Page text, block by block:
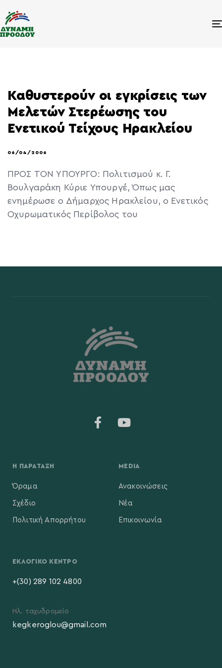
Καθυστερούν οι εγκρίσεις των
Μελετών Στερέωσης του
Ενετικού Τείχους Ηρακλείου
06/04/2006
ΠΡΟΣ ΤΟΝ ΥΠΟΥΡΓΟ: Πολιτισμού κ. Γ.
Βουλγαράκη Κύριε Υπουργέ, Όπως μας
ενημέρωσε ο Δήμαρχος Ηρακλείου, ο Ενετικός
Οχυρωματικός Περίβολος του
Η ΠΑΡΆΤΑΞΗ
Όραμα
Σχέδιο
Πολιτική Απορρήτου
MEDIA
Ανακοινώσεις
Νέα
Επικοινωνία
ΕΚΛΟΓΙΚΌ ΚΈΝΤΡΟ
+(30) 289 102 4800
Ηλ. ταχυδρομείο
kegkeroglou@gmail.com